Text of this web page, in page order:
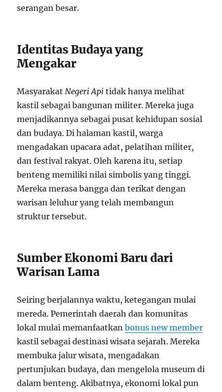
serangan besar.
Identitas Budaya yang
Mengakar
MasyarakatNegeri Api tidak hanya melihat
kastil sebagai bangunan militer. Mereka juga
menjadikannya sebagai pusat kehidupan sosial
dan budaya. Di halaman kastil, warga
mengadakan upacara adat, pelatihan militer,
dan festival rakyat. Oleh karena itu, setiap
benteng memiliki nilai simbolis yang tinggi.
Mereka merasa bangga dan terikat dengan
warisan leluhur yang telah membangun
struktur tersebut.
Sumber Ekonomi Baru dari
Warisan Lama
Seiring berjalannya waktu, ketegangan mulai
mereda. Pemerintah daerah dan komunitas
lokal mulai memanfaatkanbonus new member
kastil sebagai destinasi wisata sejarah. Mereka
membuka jalur wisata, mengadakan
pertunjukan budaya, dan mengelola museum di
dalam benteng. Akibatnya, ekonomi lokal pun